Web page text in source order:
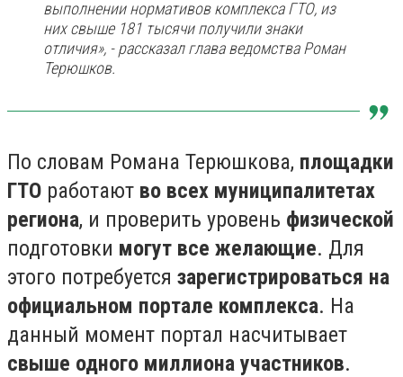
выполнении нормативов комплекса ГТО, из
них свыше 181 тысячи получили знаки
отличия», - рассказал глава ведомства Роман
Терюшков.
По словам Романа Терюшкова, площадки
ГТО работают во всех муниципалитетах
региона, и проверить уровень физической
подготовки могут все желающие. Для
этого потребуется зарегистрироваться на
официальном портале комплекса. На
данный момент портал насчитывает
свыше одного миллиона участников.